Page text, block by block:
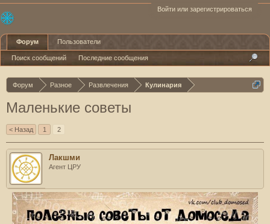
Войти или зарегистрироваться
Форум Разное Развлечения Кулинария
Маленькие советы
< Назад 1 2
Лакшми
Агент ЦРУ
Форум
Поиск сообщений Последние сообщения
Пользователи